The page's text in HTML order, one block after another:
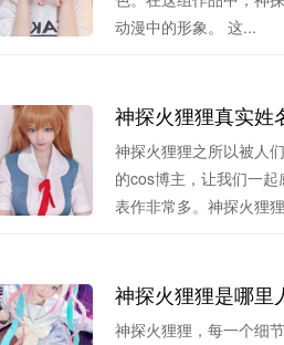
动漫中的形象。 这...
神探火狸狸真实姓
神探火狸狸之所以被人
的cos博主，让我们一
表作非常多。神探火狸
神探火狸狸是哪里
神探火狸狸，每一个细